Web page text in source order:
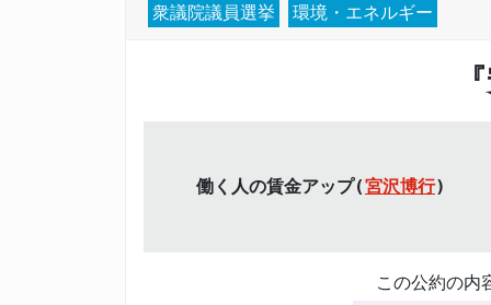
衆議院議員選挙 環境・エネルギー
働く人の賃金アップ(宮沢博行)
この公約の内